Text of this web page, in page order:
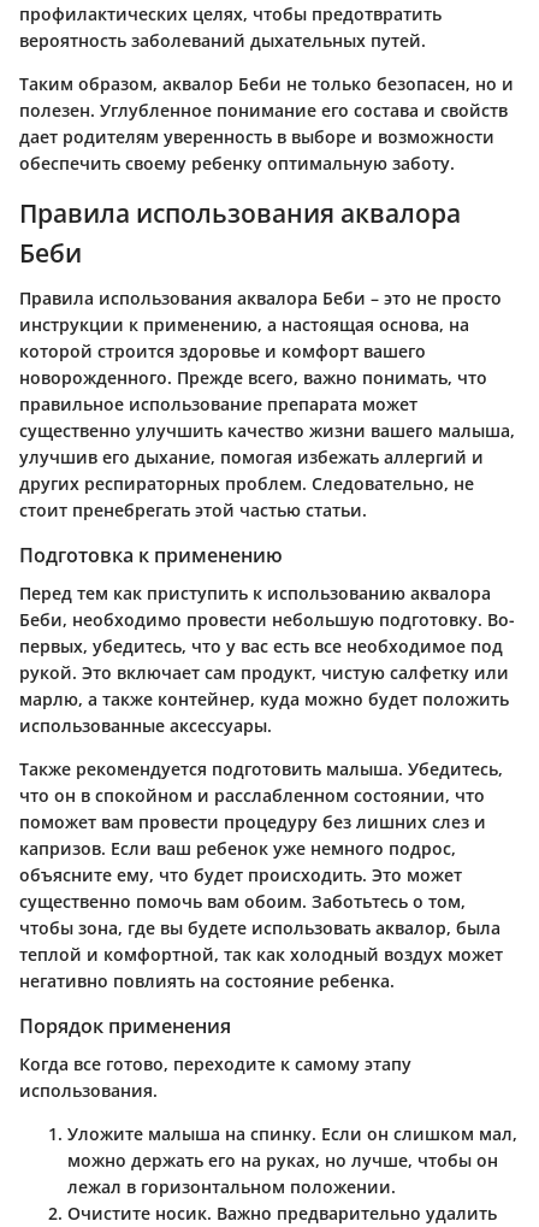
профилактических целях, чтобы предотвратить
вероятность заболеваний дыхательных путей.
Таким образом, аквалор Беби не только безопасен, но и
полезен. Углубленное понимание его состава и свойств
дает родителям уверенность в выборе и возможности
обеспечить своему ребенку оптимальную заботу.
Правила использования аквалора
Беби
Правила использования аквалора Беби – это не просто
инструкции к применению, а настоящая основа, на
которой строится здоровье и комфорт вашего
новорожденного. Прежде всего, важно понимать, что
правильное использование препарата может
существенно улучшить качество жизни вашего малыша,
улучшив его дыхание, помогая избежать аллергий и
других респираторных проблем. Следовательно, не
стоит пренебрегать этой частью статьи.
Подготовка к применению
Перед тем как приступить к использованию аквалора
Беби, необходимо провести небольшую подготовку. Во-
первых, убедитесь, что у вас есть все необходимое под
рукой. Это включает сам продукт, чистую салфетку или
марлю, а также контейнер, куда можно будет положить
использованные аксессуары.
Также рекомендуется подготовить малыша. Убедитесь,
что он в спокойном и расслабленном состоянии, что
поможет вам провести процедуру без лишних слез и
капризов. Если ваш ребенок уже немного подрос,
объясните ему, что будет происходить. Это может
существенно помочь вам обоим. Заботьтесь о том,
чтобы зона, где вы будете использовать аквалор, была
теплой и комфортной, так как холодный воздух может
негативно повлиять на состояние ребенка.
Порядок применения
Когда все готово, переходите к самому этапу
использования.
Уложите малыша на спинку. Если он слишком мал,
можно держать его на руках, но лучше, чтобы он
лежал в горизонтальном положении.
Очистите носик. Важно предварительно удалить